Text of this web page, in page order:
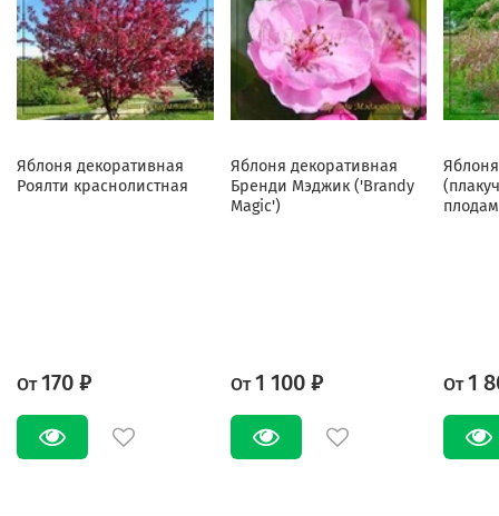
Яблоня декоративная
Роялти краснолистная
От 170 ₽
Яблоня декоративная
Бренди Мэджик ('Brandy
Magic')
От 1 100 ₽ От 1